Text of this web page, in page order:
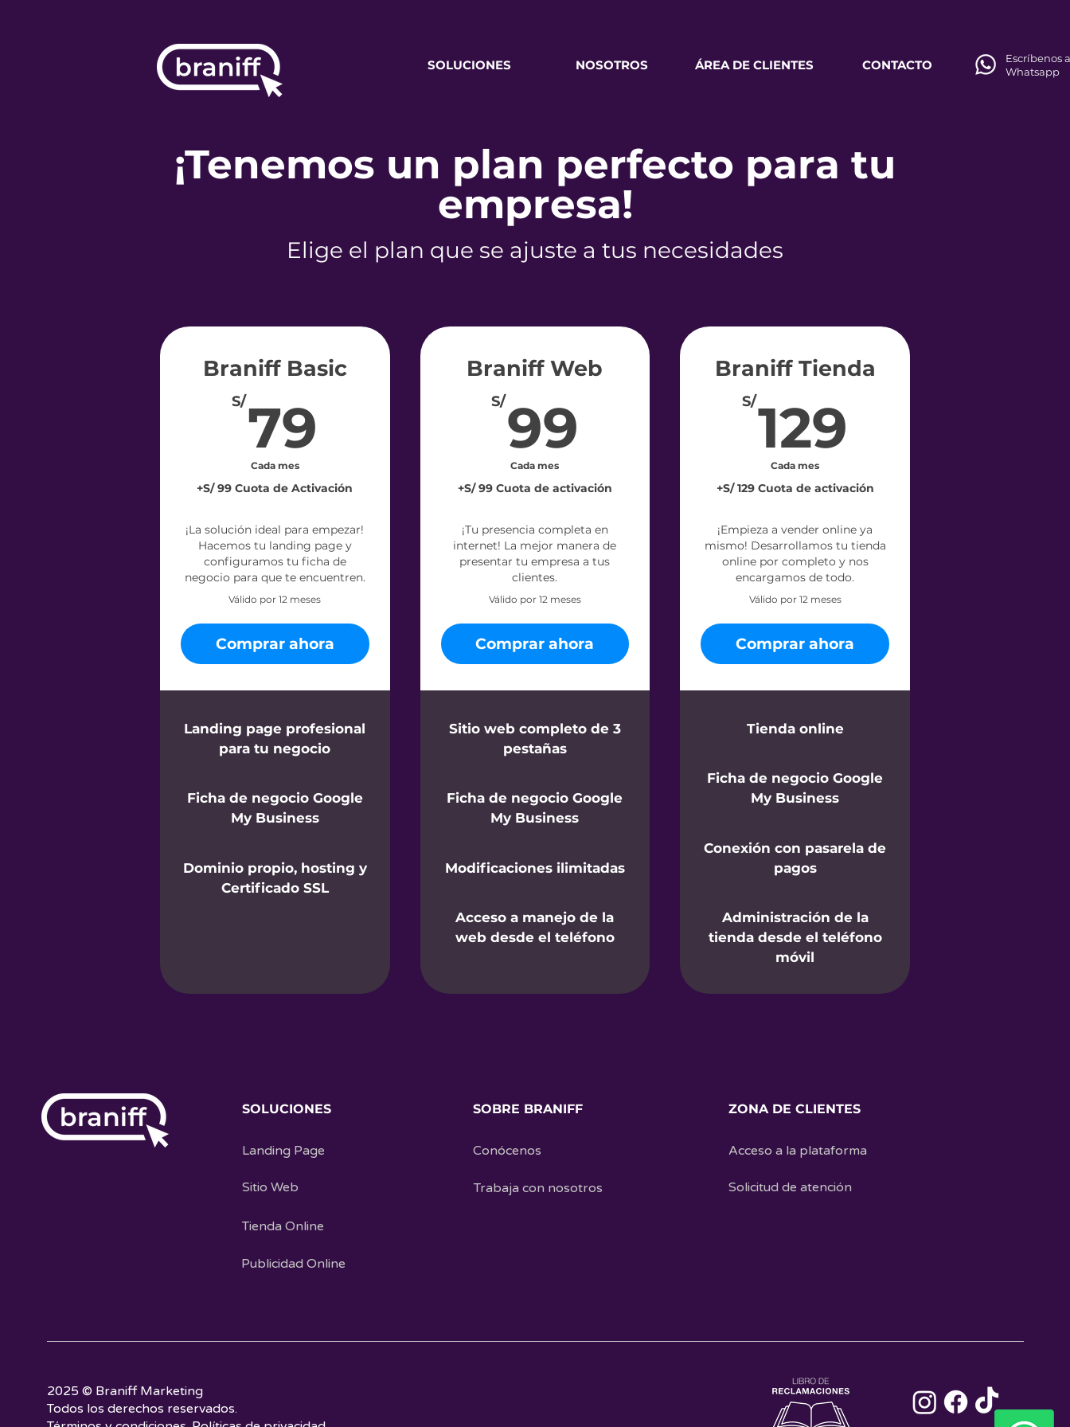
SOLUCIONES NOSOTROS ÁREA DE CLIENTES CONTACTO
Escríbenos
Whatsapp
¡Tenemos un plan perfecto para tu
empresa!
Elige el plan que se ajuste a tus necesidades
Braniff Basic
S/79
Cada mes
+S/ 99 Cuota de Activación
¡La solución ideal para empezar!
Hacemos tu landing page y
configuramos tu ficha de
negocio para que te encuentren.
Válido por 12 meses
Comprar ahora
Landing page profesional
para tu negocio
Ficha de negocio Google
My Business
Dominio propio, hosting y
Certificado SSL
Braniff Web
S/99
Cada mes
+S/ 99 Cuota de activación
¡Tu presencia completa en
internet! La mejor manera de
presentar tu empresa a tus
clientes.
Válido por 12 meses
Comprar ahora
Sitio web completo de 3
pestañas
Ficha de negocio Google
My Business
Modificaciones ilimitadas
Acceso a manejo de la
web desde el teléfono
Braniff Tienda
S/129
Cada mes
+S/ 129 Cuota de activación
¡Empieza a vender online ya
mismo! Desarrollamos tu tienda
online por completo y nos
encargamos de todo.
Válido por 12 meses
Comprar ahora
Tienda online
Ficha de negocio Google
My Business
Conexión con pasarela de
pagos
Administración de la
tienda desde el teléfono
móvil
SOLUCIONES
Landing Page
Sitio Web
SOBRE BRANIFF
Conócenos
Trabaja con nosotros
ZONA DE CLIENTES
Acceso a la plataforma
Solicitud de atención
Tienda Online
Publicidad Online
2025 © Braniff Marketing
Todos los derechos reservados.